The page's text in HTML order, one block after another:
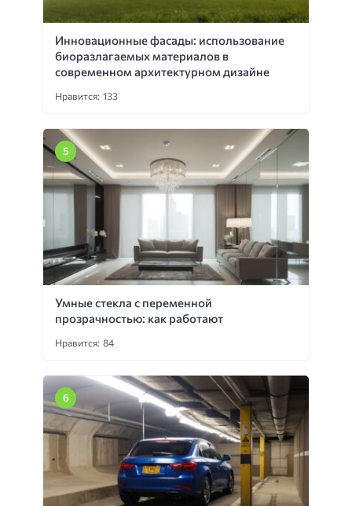
Инновационные фасады: использование
биоразлагаемых материалов в
современном архитектурном дизайне
Нравится: 133
Умные стекла с переменной
прозрачностью: как работают
Нравится: 84